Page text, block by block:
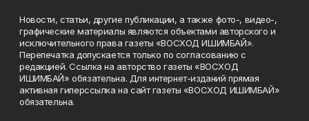
Новости, статьи, другие публикации, а также фото-, видео-,
графические материалы являются объектами авторского и
исключительного права газеты «ВОСХОД ИШИМБАЙ».
Перепечатка допускается только по согласованию с
редакцией. Ссылка на авторство газеты «ВОСХОД
ИШИМБАЙ» обязательна. Для интернет-изданий прямая
активная гиперссылка на сайт газеты «ВОСХОД ИШИМБАЙ»
обязательна.